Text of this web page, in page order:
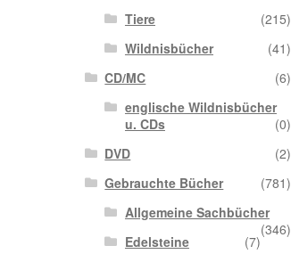
Tiere
(215)
Wildnisbücher
(41)
CD/MC
(6)
englische Wildnisbücher
u. CDs
(0)
DVD
(2)
Gebrauchte Bücher
(781)
Allgemeine Sachbücher
(346)
Edelsteine
(7)